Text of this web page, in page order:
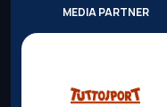
MEDIA PARTNER